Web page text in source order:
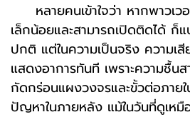
หลายคนเข้าใจว่า หากพาวเว
เล็กน้อยและสามารถเปิดติดได้ ก็
ปกติ แต่ในความเป็นจริง ความเสี
แสดงอาการทันที เพราะความชื้น
กัดกร่อนแผงวงจรและขั้วต่อภาย
ปัญหาในภายหลัง แม้ในวันที่ดูเห